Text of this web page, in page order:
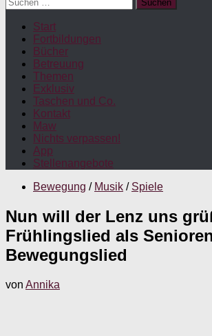
nach:
Start
Fortbildungen
Bücher
Betreuung
Themen
Exklusiv
Taschen und Co.
Kontakt
Maw
Nichts verpassen!
App
Stellenangebote
Bewegung / Musik / Spiele
Nun will der Lenz uns
Frühlingslied als
Bewegungslied
von Annika